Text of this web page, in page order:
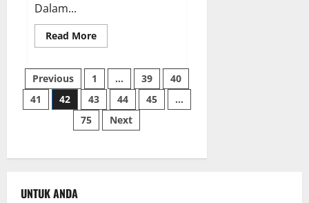
Dalam...
Read MoreRead
more
Kunjungan
Kerja
ke
Gresik
dan
Sidoarjo,
Emas
Paginasi
pos
Previous 1 … 39
40
41
42 43 44 45
…
75
Next
UNTUK ANDA